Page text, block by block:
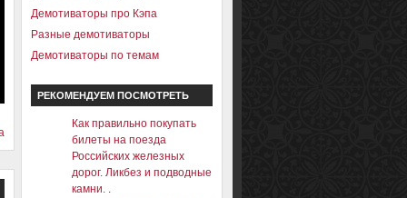
Демотиваторы про Кэпа
Разные демотиваторы
Демотиваторы по темам
РЕКОМЕНДУЕМ ПОСМОТРЕТЬ
Как правильно покупать
билеты на поезда
Российских железных
дорог. Ликбез и подводные
камни. .